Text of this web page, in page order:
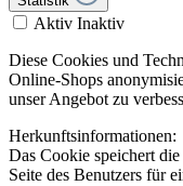
Aktiv Inaktiv
Diese Cookies und
Online-Shops
unser Angebot zu
Herkunftsinformationen:
Das Cookie speichert
Seite des Benutzers für